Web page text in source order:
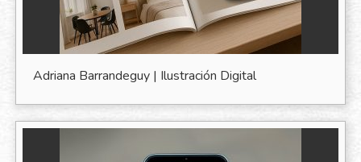
Adriana Barrandeguy | Ilustración Digital